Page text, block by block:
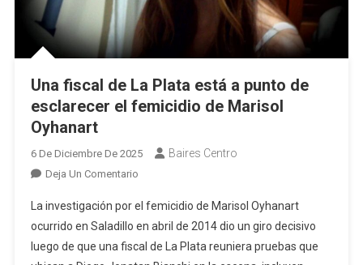
Una fiscal de La Plata está a punto de
esclarecer el femicidio de Marisol
Oyhanart
6 De Diciembre De 2025 Baires Centro
Deja Un ComentarioEn
Fiscal
De
La
La investigación por el femicidio de Marisol Oyhanart
ocurrido en Saladillo en abril de 2014 dio un giro decisivo
luego de que una fiscal de La Plata reuniera pruebas que